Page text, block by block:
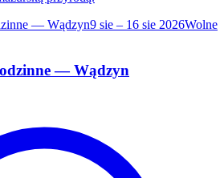
9 sie – 16 sie 2026Wolne
— Wądzyn